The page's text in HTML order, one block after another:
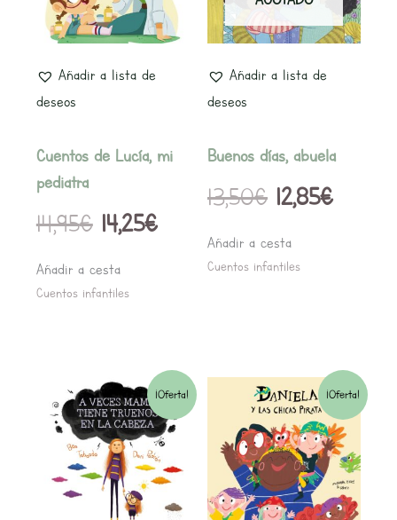
Añadir a lista de
deseos
Cuentos de Lucía, mi
pediatra
14,95€
era:
14,95€.
14,25€
es:
14,25€.
Añadir a cesta
Cuentos infantiles
Añadir a lista de
deseos
Buenos días, abuela
13,50€
13,50€.
12,85€
es:
12,85€.
Añadir a cesta
Cuentos infantiles
¡Oferta!
El
precio
original
era:
El
precio
actual
es:
¡Oferta!
El
precio
original
era:
El
precio
actual
es: